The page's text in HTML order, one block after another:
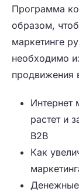
Программа
образом,
маркетинге
необходимо
продвижения
Интернет
растет и
B2B
Как
Денежные